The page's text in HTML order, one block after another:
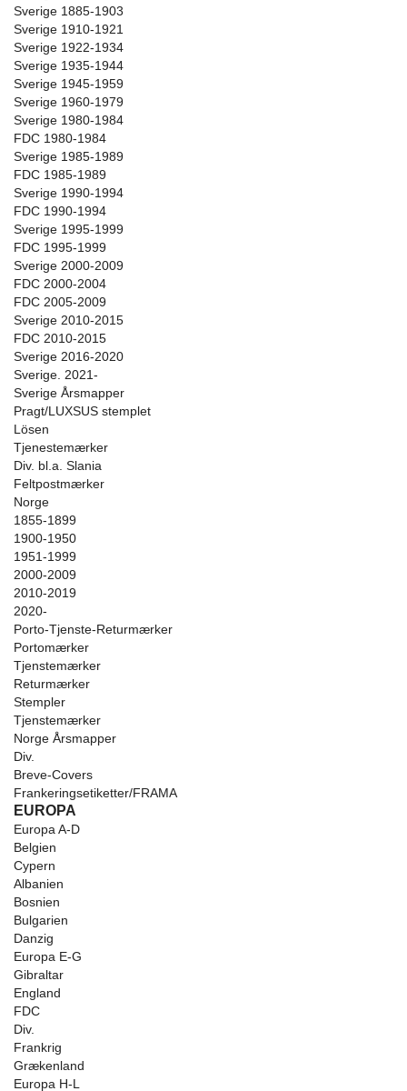
Sverige 1885-1903
Sverige 1910-1921
Sverige 1922-1934
Sverige 1935-1944
Sverige 1945-1959
Sverige 1960-1979
Sverige 1980-1984
FDC 1980-1984
Sverige 1985-1989
FDC 1985-1989
Sverige 1990-1994
FDC 1990-1994
Sverige 1995-1999
FDC 1995-1999
Sverige 2000-2009
FDC 2000-2004
FDC 2005-2009
Sverige 2010-2015
FDC 2010-2015
Sverige 2016-2020
Sverige. 2021-
Sverige Årsmapper
Pragt/LUXSUS stemplet
Lösen
Tjenestemærker
Div. bl.a. Slania
Feltpostmærker
Norge
1855-1899
1900-1950
1951-1999
2000-2009
2010-2019
2020-
Porto-Tjenste-Returmærker
Portomærker
Tjenstemærker
Returmærker
Stempler
Tjenstemærker
Norge Årsmapper
Div.
Breve-Covers
Frankeringsetiketter/FRAMA
EUROPA
Europa A-D
Belgien
Cypern
Albanien
Bosnien
Bulgarien
Danzig
Europa E-G
Gibraltar
England
FDC
Div.
Frankrig
Grækenland
Europa H-L